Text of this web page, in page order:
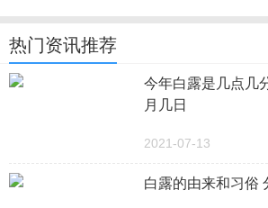
热门资讯推荐
今年白露是几点几
月几日
2021-07-13
白露的由来和习俗